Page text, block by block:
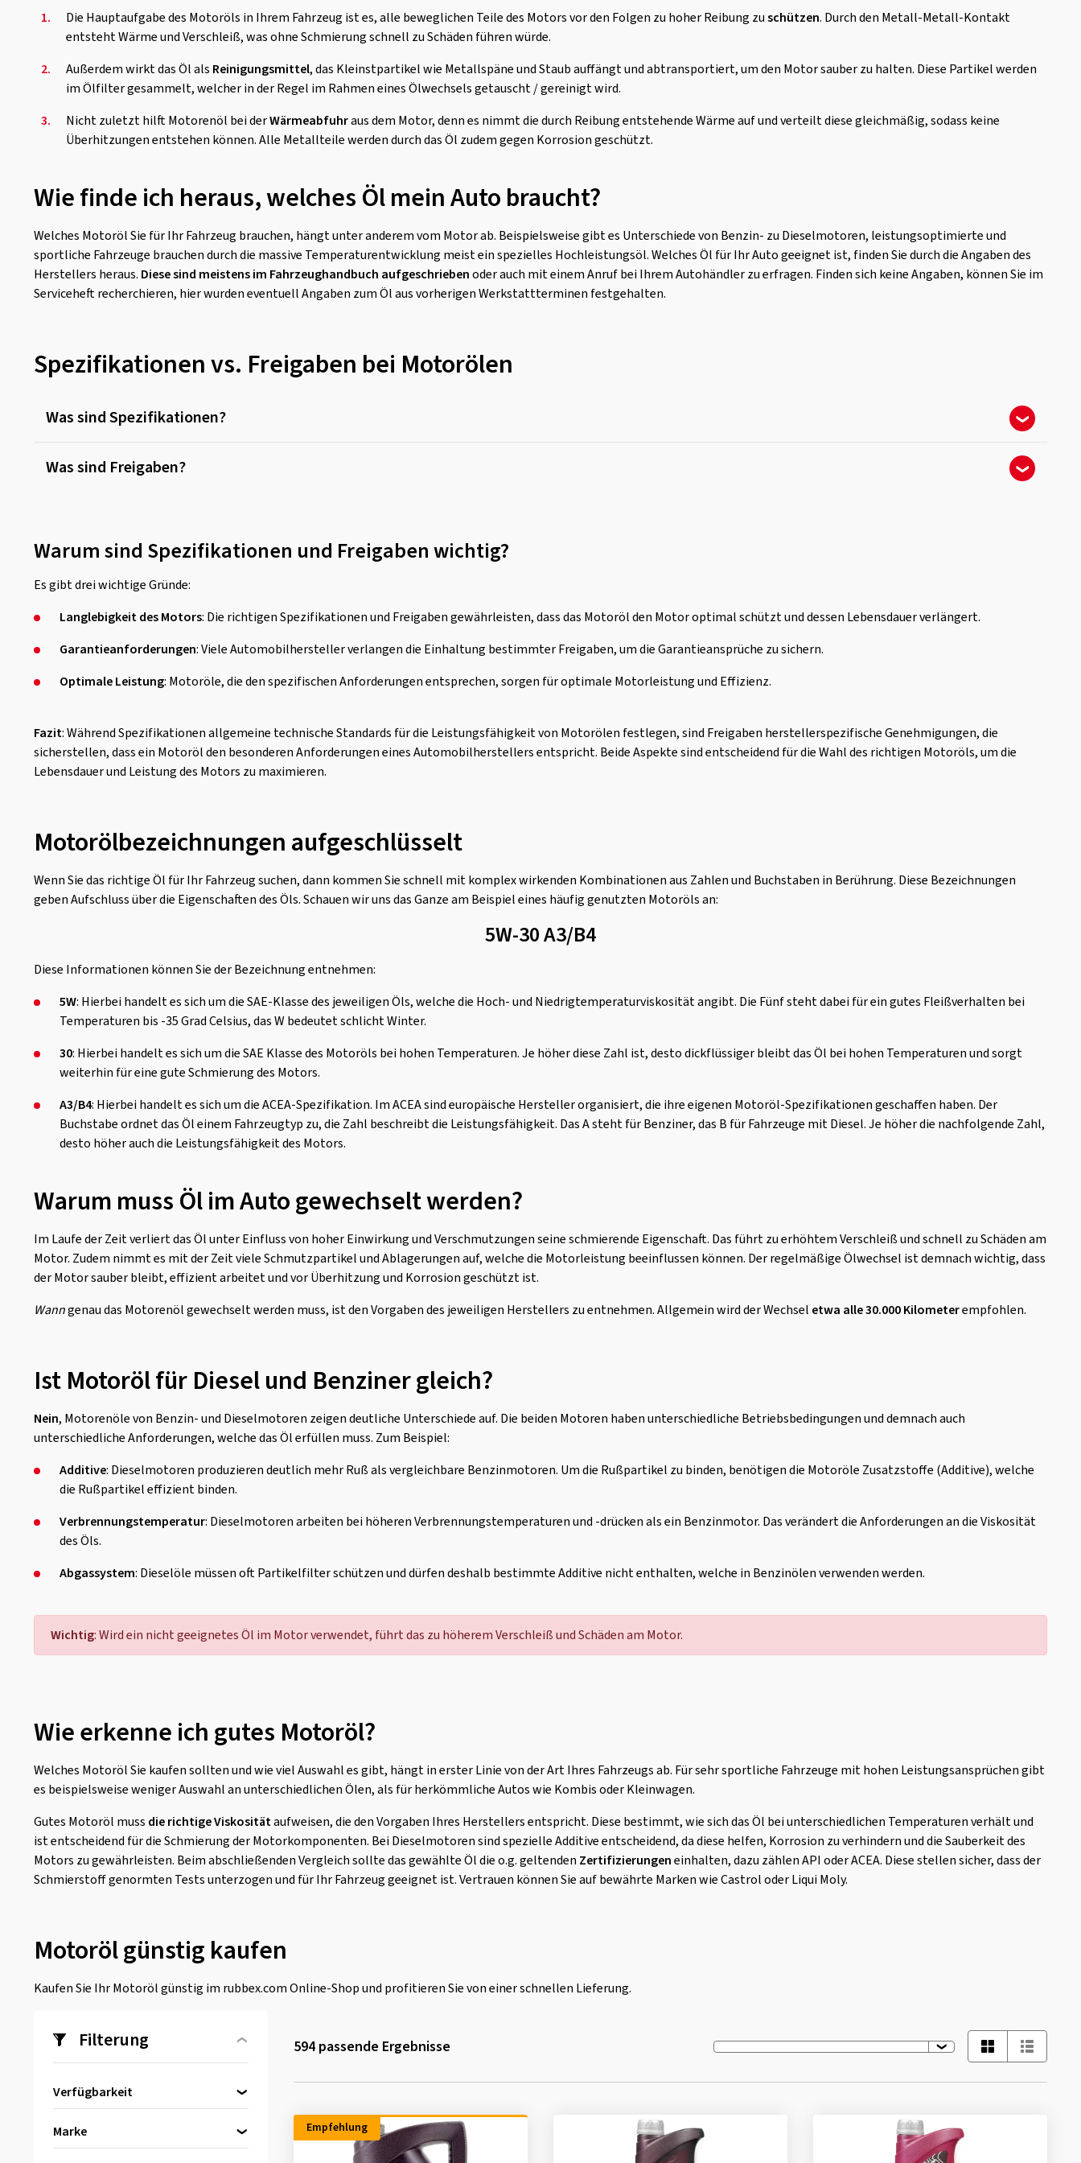
1. Die Hauptaufgabe des Motoröls in Ihrem Fahrzeug ist es, alle beweglichen Teile des Motors vor den Folgen zu hoher Reibung zuschützen. Durch den Metall-Metall-Kontakt
entsteht Wärme und Verschleiß, was ohne Schmierung schnell zu Schäden führen würde.
2.
Außerdem wirkt das Öl als Reinigungsmittel, das Kleinstpartikel wie Metallspäne und Staub auffängt und abtransportiert, um den Motor sauber zu halten. Diese Partikel werden
im Ölfilter gesammelt, welcher in der Regel im Rahmen eines Ölwechsels getauscht / gereinigt wird.
3.
Nicht zuletzt hilft Motorenöl bei derWärmeabfuhraus dem Motor, denn es nimmt die durch Reibung entstehende Wärme auf und verteilt diese gleichmäßig, sodass keine
Überhitzungen entstehen können. Alle Metallteile werden durch das Öl zudem gegen Korrosion geschützt.
Wie finde ich heraus, welches Öl mein Auto braucht?
Welches Motoröl Sie für Ihr Fahrzeug brauchen, hängt unter anderem vom Motor ab. Beispielsweise gibt es Unterschiede von Benzin- zu Dieselmotoren, leistungsoptimierte und
sportliche Fahrzeuge brauchen durch die massive Temperaturentwicklung meist ein spezielles Hochleistungsöl. Welches Öl für Ihr Auto geeignet ist, finden Sie durch die Angaben des
Herstellers heraus. Diese sind meistens im Fahrzeughandbuch aufgeschriebenoder auch mit einem Anruf bei Ihrem Autohändler zu erfragen. Finden sich keine Angaben, können Sie im
Serviceheft recherchieren, hier wurden eventuell Angaben zum Öl aus vorherigen Werkstattterminen festgehalten.
Spezifikationen vs. Freigaben bei Motorölen
Was sind Spezifikationen?
Was sind Freigaben?
Warum sind Spezifikationen und Freigaben wichtig?
Es gibt drei wichtige Gründe:
Langlebigkeit des Motors: Die richtigen Spezifikationen und Freigaben gewährleisten, dass das Motoröl den Motor optimal schützt und dessen Lebensdauer verlängert.
Garantieanforderungen: Viele Automobilhersteller verlangen die Einhaltung bestimmter Freigaben, um die Garantieansprüche zu sichern.
Optimale Leistung: Motoröle, die den spezifischen Anforderungen entsprechen, sorgen für optimale Motorleistung und Effizienz.
Fazit: Während Spezifikationen allgemeine technische Standards für die Leistungsfähigkeit von Motorölen festlegen, sind Freigaben herstellerspezifische Genehmigungen, die
sicherstellen, dass ein Motoröl den besonderen Anforderungen eines Automobilherstellers entspricht. Beide Aspekte sind entscheidend für die Wahl des richtigen Motoröls, um die
Lebensdauer und Leistung des Motors zu maximieren.
Motorölbezeichnungen aufgeschlüsselt
Wenn Sie das richtige Öl für Ihr Fahrzeug suchen, dann kommen Sie schnell mit komplex wirkenden Kombinationen aus Zahlen und Buchstaben in Berührung. Diese Bezeichnungen
geben Aufschluss über die Eigenschaften des Öls. Schauen wir uns das Ganze am Beispiel eines häufig genutzten Motoröls an:
5W-30 A3/B4
Diese Informationen können Sie der Bezeichnung entnehmen:
5W: Hierbei handelt es sich um die SAE-Klasse des jeweiligen Öls, welche die Hoch- und Niedrigtemperaturviskosität angibt. Die Fünf steht dabei für ein gutes Fleißverhalten bei
Temperaturen bis -35 Grad Celsius, das W bedeutet schlicht Winter.
30: Hierbei handelt es sich um die SAE Klasse des Motoröls bei hohen Temperaturen. Je höher diese Zahl ist, desto dickflüssiger bleibt das Öl bei hohen Temperaturen und sorgt
weiterhin für eine gute Schmierung des Motors.
A3/B4: Hierbei handelt es sich um die ACEA-Spezifikation. Im ACEA sind europäische Hersteller organisiert, die ihre eigenen Motoröl-Spezifikationen geschaffen haben. Der
Buchstabe ordnet das Öl einem Fahrzeugtyp zu, die Zahl beschreibt die Leistungsfähigkeit. Das A steht für Benziner, das B für Fahrzeuge mit Diesel. Je höher die nachfolgende Zahl,
desto höher auch die Leistungsfähigkeit des Motors.
Warum muss Öl im Auto gewechselt werden?
Im Laufe der Zeit verliert das Öl unter Einfluss von hoher Einwirkung und Verschmutzungen seine schmierende Eigenschaft. Das führt zu erhöhtem Verschleiß und schnell zu Schäden am
Motor. Zudem nimmt es mit der Zeit viele Schmutzpartikel und Ablagerungen auf, welche die Motorleistung beeinflussen können. Der regelmäßige Ölwechsel ist demnach wichtig, dass
der Motor sauber bleibt, effizient arbeitet und vor Überhitzung und Korrosion geschützt ist.
Wanngenau das Motorenöl gewechselt werden muss, ist den Vorgaben des jeweiligen Herstellers zu entnehmen. Allgemein wird der Wechsel etwa alle 30.000 Kilometerempfohlen.
Ist Motoröl für Diesel und Benziner gleich?
Nein, Motorenöle von Benzin- und Dieselmotoren zeigen deutliche Unterschiede auf. Die beiden Motoren haben unterschiedliche Betriebsbedingungen und demnach auch
unterschiedliche Anforderungen, welche das Öl erfüllen muss. Zum Beispiel:
Additive: Dieselmotoren produzieren deutlich mehr Ruß als vergleichbare Benzinmotoren. Um die Rußpartikel zu binden, benötigen die Motoröle Zusatzstoffe (Additive), welche
die Rußpartikel effizient binden.
Verbrennungstemperatur: Dieselmotoren arbeiten bei höheren Verbrennungstemperaturen und -drücken als ein Benzinmotor. Das verändert die Anforderungen an die Viskosität
des Öls.
Abgassystem: Dieselöle müssen oft Partikelfilter schützen und dürfen deshalb bestimmte Additive nicht enthalten, welche in Benzinölen verwenden werden.
Wichtig: Wird ein nicht geeignetes Öl im Motor verwendet, führt das zu höherem Verschleiß und Schäden am Motor.
Wie erkenne ich gutes Motoröl?
Welches Motoröl Sie kaufen sollten und wie viel Auswahl es gibt, hängt in erster Linie von der Art Ihres Fahrzeugs ab. Für sehr sportliche Fahrzeuge mit hohen Leistungsansprüchen gibt
es beispielsweise weniger Auswahl an unterschiedlichen Ölen, als für herkömmliche Autos wie Kombis oder Kleinwagen.
Gutes Motoröl muss die richtige Viskositätaufweisen, die den Vorgaben Ihres Herstellers entspricht. Diese bestimmt, wie sich das Öl bei unterschiedlichen Temperaturen verhält und
ist entscheidend für die Schmierung der Motorkomponenten. Bei Dieselmotoren sind spezielle Additive entscheidend, da diese helfen, Korrosion zu verhindern und die Sauberkeit des
Motors zu gewährleisten. Beim abschließenden Vergleich sollte das gewählte Öl die o.g. geltenden Zertifizierungeneinhalten, dazu zählen API oder ACEA. Diese stellen sicher, dass der
Schmierstoff genormten Tests unterzogen und für Ihr Fahrzeug geeignet ist. Vertrauen können Sie auf bewährte Marken wie Castrol oder Liqui Moly.
Motoröl günstig kaufen
Kaufen Sie Ihr Motoröl günstig im rubbex.com Online-Shop und profitieren Sie von einer schnellen Lieferung.
Filterung
Verfügbarkeit
Marke
594 passende Ergebnisse
Empfehlung